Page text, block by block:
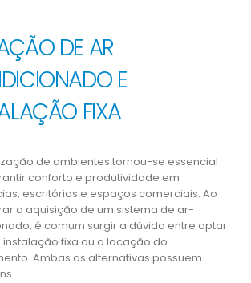
DE AR
E
FIXA
de ambientes tornou-se essencial
conforto e produtividade em
escritórios e espaços comerciais. Ao
a aquisição de um sistema de ar-
é comum surgir a dúvida entre optar
fixa ou a locação do
Ambas as alternativas possuem